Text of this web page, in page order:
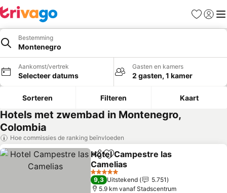
Favorieten
Bestemming
Montenegro
Aankomst/vertrek
Selecteer datums
Gasten en kamers
2 gasten, 1 kamer
Sorteren Filteren Kaart
Hotels met zwembad in Montenegro,
Colombia
Hoe commissies de ranking beïnvloeden
DelenToevoegen aan favorieten
Hotel Campestre las
Camelias
5 Sterren
9,3 Uitstekend
5.751
5.9 km vanaf Stadscentrum